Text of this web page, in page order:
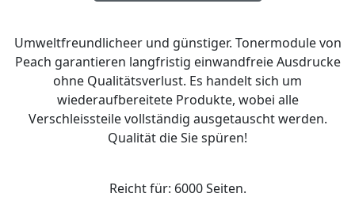
Umweltfreundlicheer und günstiger. Tonermodule von
Peach garantieren langfristig einwandfreie Ausdrucke
ohne Qualitätsverlust. Es handelt sich um
wiederaufbereitete Produkte, wobei alle
Verschleissteile vollständig ausgetauscht werden.
Qualität die Sie spüren!
Reicht für: 6000 Seiten.